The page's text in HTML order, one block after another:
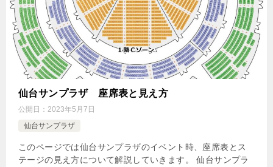
仙台サンプラザ 座席表と見え方
公開日： 2023年5月7日
仙台サンプラザ
このページでは仙台サンプラザのイベント時、座席表とス
テージの見え方について解説していきます。 仙台サンプラ